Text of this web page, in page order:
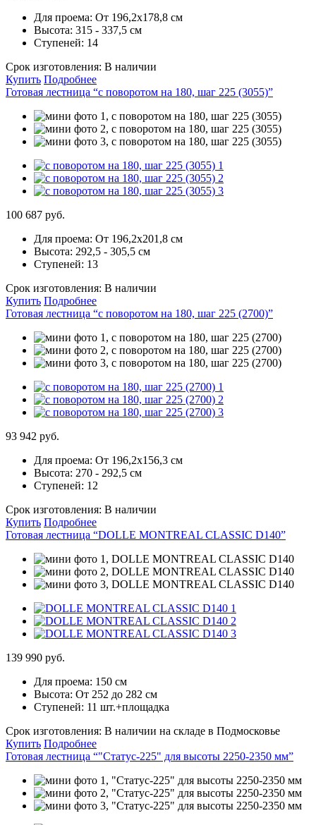
Для проема: От 196,2x178,8 см
Высота: 315 - 337,5 см
Ступеней: 14
Срок изготовления: В наличии
Купить Подробнее
Готовая лестница “с поворотом на 180, шаг 225 (3055)”
100 687 руб.
Для проема: От 196,2х201,8 см
Высота: 292,5 - 305,5 см
Ступеней: 13
Срок изготовления: В наличии
Купить Подробнее
Готовая лестница “с поворотом на 180, шаг 225 (2700)”
93 942 руб.
Для проема: От 196,2х156,3 см
Высота: 270 - 292,5 см
Ступеней: 12
Срок изготовления: В наличии
Купить Подробнее
Готовая лестница “DOLLE MONTREAL CLASSIC D140”
139 990 руб.
Для проема: 150 см
Высота: От 252 до 282 см
Ступеней: 11 шт.+площадка
Срок изготовления: В наличии на складе в Подмосковье
Купить Подробнее
Готовая лестница “"Статус-225" для высоты 2250-2350 мм”